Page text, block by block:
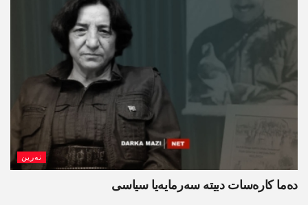
نەرین
ده‌ما کاره‌سات دبیتە سه‌رمایه‌یا سیاسی